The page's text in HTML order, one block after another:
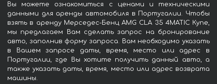
Вы можете ознакомиться с ценами и техническими
данными для аренды автомобиля в Португалии. Чтобы
взять в аренду Мерседес-Бенц AMG CLA 35 4MATIC Купе,
мы предлагаем Вам сделать запрос на бронирование
авто, заполнив форму запроса. Вам необходимо указать
в Вашем запросе даты, время, место или адрес в
Португалии, где Вы хотите получить данный авто, а
также указать даты, время, место или адрес возврата
машины.